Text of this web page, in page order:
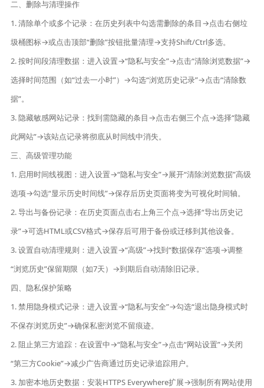
二、删除与清理操作
1. 清除单个或多个记录：在历史列表中勾选需删除的条目→点击右侧垃
圾桶图标→或点击顶部“删除”按钮批量清理→支持Shift/Ctrl多选。
2. 按时间段清理数据：进入设置→“隐私与安全”→点击“清除浏览数据”→
选择时间范围（如“过去一小时”）→勾选“浏览历史记录”→点击“清除数
据”。
3. 隐藏敏感网站记录：找到需隐藏的条目→点击右侧三个点→选择“隐藏
此网站”→该站点记录将彻底从时间线中消失。
三、高级管理功能
1. 启用时间线视图：进入设置→“隐私与安全”→展开“清除浏览数据”高级
选项→勾选“显示历史时间线”→保存后历史页面将变为可视化时间轴。
2. 导出与备份记录：在历史页面点击右上角三个点→选择“导出历史记
录”→可选HTML或CSV格式→保存后可用于备份或迁移到其他设备。
3. 设置自动清理规则：进入设置→“高级”→找到“数据保存”选项→调整
“浏览历史”保留期限（如7天）→到期后自动清除旧记录。
四、隐私保护策略
1. 禁用隐身模式记录：进入设置→“隐私与安全”→勾选“退出隐身模式时
不保存浏览历史”→确保私密浏览不留痕迹。
2. 阻止第三方追踪：在设置中→“隐私与安全”→点击“网站设置”→关闭
“第三方Cookie”→减少广告商通过历史记录追踪用户。
3. 加密本地历史数据：安装HTTPS Everywhere扩展→强制所有网站使用